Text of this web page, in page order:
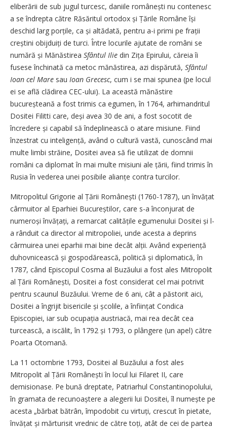
eliberării de sub jugul turcesc, daniile românești nu contenesc
a se îndrepta către Răsăritul ortodox și Țările Române își
deschid larg porțile, ca și altădată, pentru a-i primi pe frații
creștini obijduiți de turci. Între locurile ajutate de români se
numără și Mănăstirea Sfântul Ilie din Zița Epirului, căreia îi
fusese închinată ca metoc mănăstirea, azi dispărută, Sfântul
Ioan cel Mare sau Ioan Grecesc, cum i se mai spunea (pe locul
ei se află clădirea CEC-ului). La această mănăstire
bucureșteană a fost trimis ca egumen, în 1764, arhimandritul
Dositei Filitti care, deși avea 30 de ani, a fost socotit de
încredere și capabil să îndeplinească o atare misiune. Fiind
înzestrat cu inteligență, având o cultură vastă, cunoscând mai
multe limbi străine, Dositei avea să fie utilizat de domnii
români ca diplomat în mai multe misiuni ale țării, fiind trimis în
Rusia în vederea unei posibile alianțe contra turcilor.
Mitropolitul Grigorie al Țării Românești (1760-1787), un învățat
cârmuitor al Eparhiei Bucureștilor, care s-a înconjurat de
numeroși învățați, a remarcat calitățile egumenului Dositei și l-
a rânduit ca director al mitropoliei, unde acesta a deprins
cârmuirea unei eparhii mai bine decât alții. Având experiență
duhovnicească și gospodărească, politică și diplomatică, în
1787, când Episcopul Cosma al Buzăului a fost ales Mitropolit
al Țării Româ­nești, Dositei a fost considerat cel mai potrivit
pentru scaunul Buzăului. Vreme de 6 ani, cât a păstorit aici,
Dositei a îngrijit bisericile și școlile, a înființat Condica
Episcopiei, iar sub ocupația austriacă, mai rea decât cea
turcească, a iscălit, în 1792 și 1793, o plângere (un apel) către
Poarta Otomană.
La 11 octombrie 1793, Dositei al Buzăului a fost ales
Mitropolit al Țării Românești în locul lui Filaret II, care
demisionase. Pe bună dreptate, Patriarhul Constantinopolului,
în gramata de recunoaștere a alegerii lui Dositei, îl numește pe
acesta „bărbat bătrân, împodobit cu virtuți, crescut în pietate,
învățat și mărturisit vrednic de către toți, atât de cei de partea